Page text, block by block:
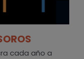
cada año a